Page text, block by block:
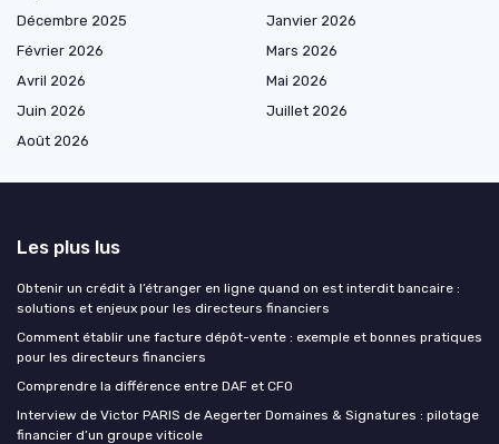
Décembre 2025
Janvier 2026
Février 2026
Mars 2026
Avril 2026
Mai 2026
Juin 2026
Juillet 2026
Août 2026
Les plus lus
Obtenir un crédit à l’étranger en ligne quand on est interdit bancaire :
solutions et enjeux pour les directeurs financiers
Comment établir une facture dépôt-vente : exemple et bonnes pratiques
pour les directeurs financiers
Comprendre la différence entre DAF et CFO
Interview de Victor PARIS de Aegerter Domaines & Signatures : pilotage
financier d’un groupe viticole